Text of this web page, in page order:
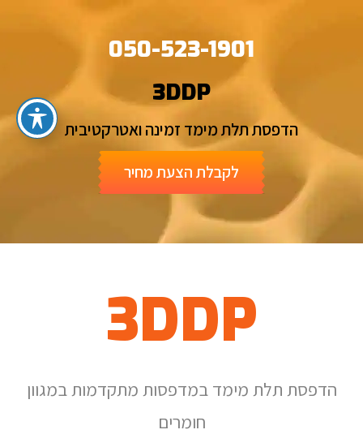
3DDP
הדפסת תלת מימד זמינה ואטרקטיבית
לקבלת הצעת מחיר
050-523-1901
3DDP
הדפסת תלת מימד במדפסות מתקדמות במגוון
חומרים